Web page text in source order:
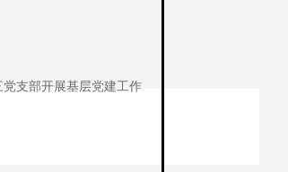
支部开展基层党建工作